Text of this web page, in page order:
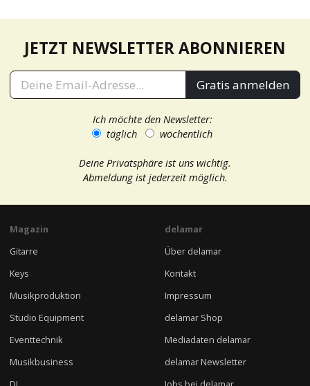
JETZT NEWSLETTER ABONNIEREN
Gratis anmelden
Ich möchte den Newsletter:
täglich
wöchentlich
Deine Privatsphäre ist uns wichtig.
Abmeldung ist jederzeit möglich.
Magazin
Gitarre
Keys
Musikproduktion
Studio Equipment
Eventtechnik
Musikbusiness
delamar
Über delamar
Kontakt
Impressum
delamar Shop
Mediadaten delamar
delamar Newsletter